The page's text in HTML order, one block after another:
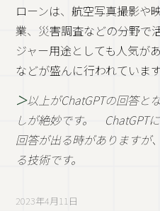
ローンは、航空写真撮影や
業、災害調査などの分野
ジャー用途としても人気が
などが盛んに行われています
＞以上がChatGPTの回答
しが絶妙です。 ChatGPT
回答が出る時がありますが
る技術です。
2023年4月11日